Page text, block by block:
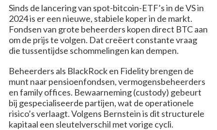
Sinds de lancering van spot-bitcoin-ETF’s in de VS in
2024 is er een nieuwe, stabiele koper in de markt.
Fondsen van grote beheerders kopen direct BTC aan
om de prijs te volgen. Dat creëert constante vraag
die tussentijdse schommelingen kan dempen.
Beheerders als BlackRock en Fidelity brengen de
munt naar pensioenfondsen, vermogensbeheerders
en family offices. Bewaarneming (custody) gebeurt
bij gespecialiseerde partijen, wat de operationele
risico’s verlaagt. Volgens Bernstein is dit structurele
kapitaal een sleutelverschil met vorige cycli.